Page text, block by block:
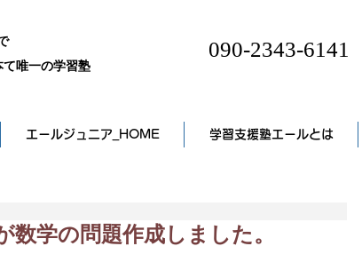
唯一の学習塾
090-2343-6141
エールジュニア_HOME 学習支援塾エールとは
学の問題作成しました。